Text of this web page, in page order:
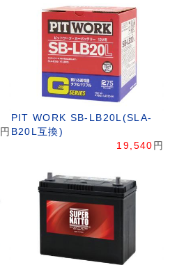
円
PIT WORK SB-LB20L(SLA-
B20L互換)
19,540 円